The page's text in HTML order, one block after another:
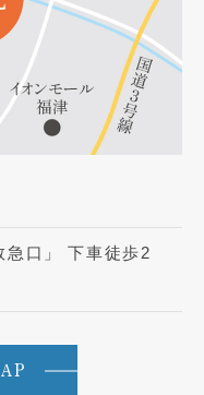
急口」 下車徒歩2